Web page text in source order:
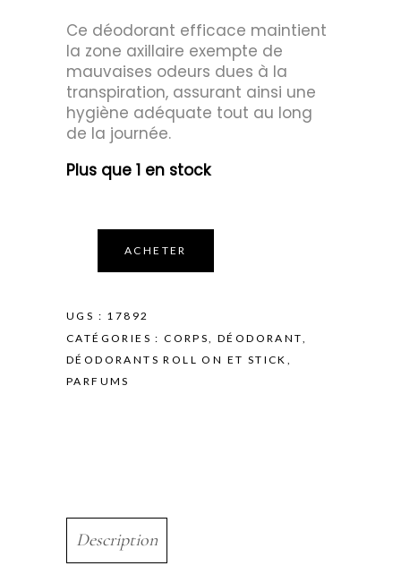
Ce déodorant efficace maintient
la zone axillaire exempte de
mauvaises odeurs dues à la
transpiration, assurant ainsi une
hygiène adéquate tout au long
de la journée.
Plus que 1 en stock
ACHETER
UGS : 17892
CATÉGORIES :CORPS,DÉODORANT,
DÉODORANTS ROLL ON ET STICK ,
PARFUMS
Description